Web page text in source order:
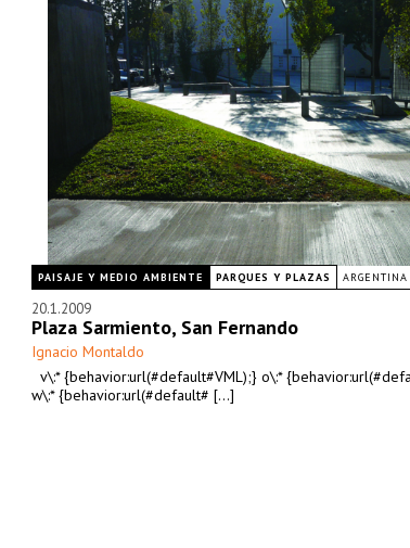
PAISAJE Y MEDIO AMBIENTE PARQUES Y PLAZAS ARGENTINA
20.1.2009
Plaza Sarmiento, San Fernando
Ignacio Montaldo
v\:* {behavior:url(#default#VML);} o\:*
w\:* {behavior:url(#default# [...]